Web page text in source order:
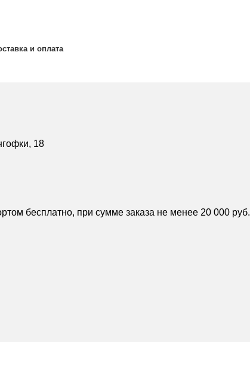
и оплата
18
бесплатно, при сумме заказа не менее 20 000 руб.